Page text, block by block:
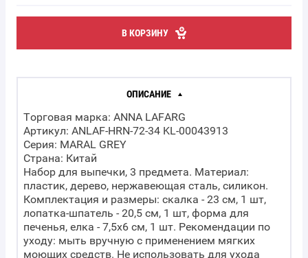
В КОРЗИНУ
ОПИСАНИЕ
Торговая марка: ANNA LAFARG
Артикул: ANLAF-HRN-72-34 KL-00043913
Серия: MARAL GREY
Страна: Китай
Набор для выпечки, 3 предмета. Материал:
пластик, дерево, нержавеющая сталь, силикон.
Комплектация и размеры: скалка - 23 см, 1 шт,
лопатка-шпатель - 20,5 см, 1 шт, форма для
печенья, елка - 7,5x6 см, 1 шт. Рекомендации по
уходу: мыть вручную с применением мягких
моющих средств. Не использовать для ухода